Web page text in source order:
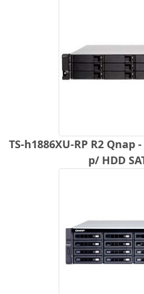
TS-h1886XU-RP R2 Qnap
p/ HDD